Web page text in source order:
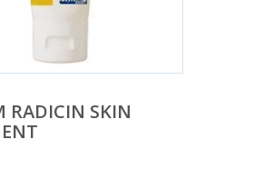
RADICIN SKIN